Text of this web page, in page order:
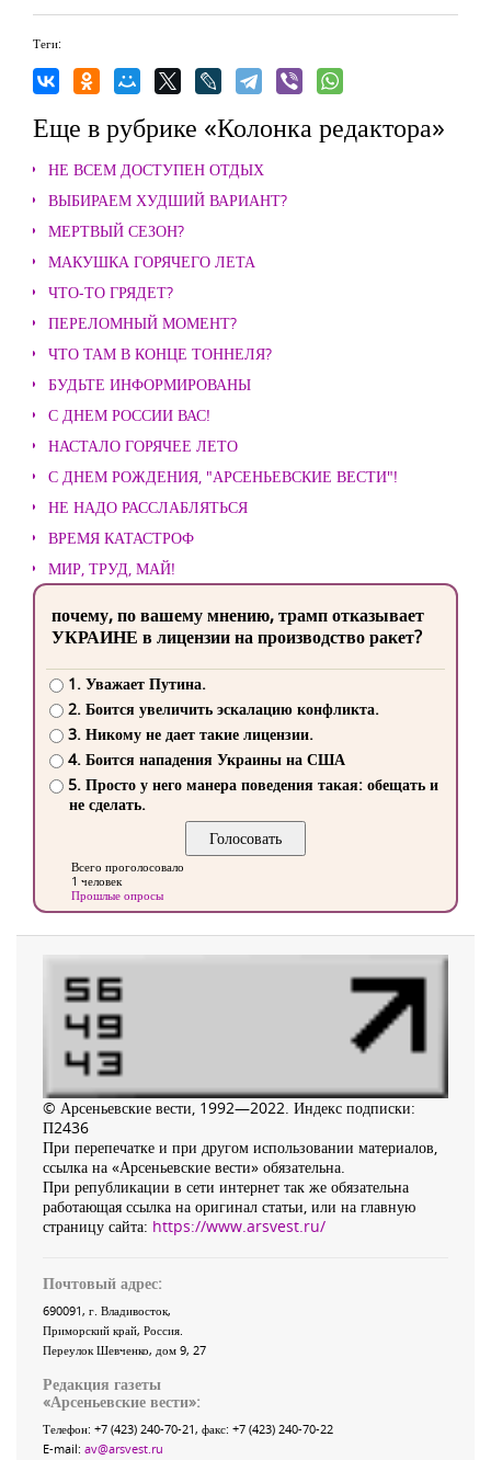
Теги:
Еще в рубрике «Колонка редактора»
НЕ ВСЕМ ДОСТУПЕН ОТДЫХ
ВЫБИРАЕМ ХУДШИЙ ВАРИАНТ?
МЕРТВЫЙ СЕЗОН?
МАКУШКА ГОРЯЧЕГО ЛЕТА
ЧТО-ТО ГРЯДЕТ?
ПЕРЕЛОМНЫЙ МОМЕНТ?
ЧТО ТАМ В КОНЦЕ ТОННЕЛЯ?
БУДЬТЕ ИНФОРМИРОВАНЫ
С ДНЕМ РОССИИ ВАС!
НАСТАЛО ГОРЯЧЕЕ ЛЕТО
С ДНЕМ РОЖДЕНИЯ, "АРСЕНЬЕВСКИЕ ВЕСТИ"!
НЕ НАДО РАССЛАБЛЯТЬСЯ
ВРЕМЯ КАТАСТРОФ
МИР, ТРУД, МАЙ!
почему, по вашему мнению, трамп отказывает
УКРАИНЕ в лицензии на производство ракет?
1. Уважает Путина.
2. Боится увеличить эскалацию конфликта.
3. Никому не дает такие лицензии.
4. Боится нападения Украины на США
5. Просто у него манера поведения такая: обещать и
не сделать.
Всего проголосовало
1 человек
Прошлые опросы
© Арсеньевские вести, 1992—2022. Индекс подписки:
П2436
При перепечатке и при другом использовании материалов,
ссылка на «Арсеньевские вести» обязательна.
При републикации в сети интернет так же обязательна
работающая ссылка на оригинал статьи, или на главную
страницу сайта: https://www.arsvest.ru/
Почтовый адрес:
690091, г. Владивосток,
Приморский край, Россия
Переулок Шевченко, дом 9, 27
Редакция газеты
«Арсеньевские вести»:
Телефон: +7 (423) 240-70-21, факс: +7 (423) 240-70-22
E-mail: av@arsvest.ru